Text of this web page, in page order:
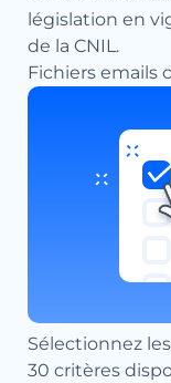
législation en
de la CNIL.
Fichiers emails
Sélectionnez
30 critères